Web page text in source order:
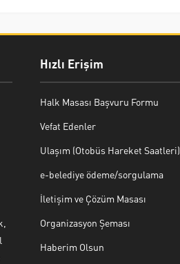
Hızlı Erişim
Halk Masası Başvuru Formu
Vefat Edenler
Ulaşım (Otobüs Hareket Saatleri)
e-belediye ödeme/sorgulama
İletişim ve Çözüm Masası
Organizasyon Şeması
Haberim Olsun